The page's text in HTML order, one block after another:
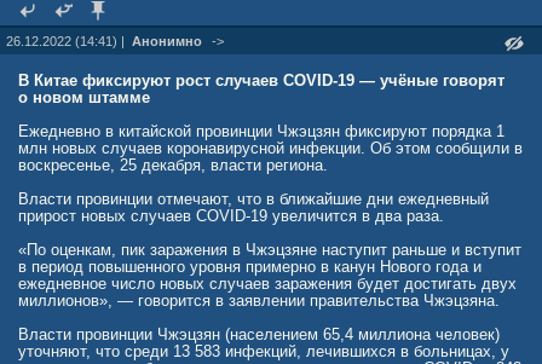
Прививают по Национальному календарю в один год и в шесть
лет. Вторую вакцину можно сделать гораздо раньше. К примеру,
выезжающим за рубеж непривитым детям в США рекомендуют
выдерживаем три месяца между дозами вакцины, чтобы тот
иммунный фактор, который не позволил выработать иммунитет на
педиатр
Куда делают прививку от кори
Вакцину вводят подкожно под лопатку или в область плеча.
Как переносится прививка от кори
В большинстве случаев процесс протекает бессимптомно, редко у
детей может повышаться температура, появляется легкое
недомогание или кашель. Эти симптомы проходят вместе с
температурой и не требуют лечения.
26.12.2022 (14:41) | Анонимно ->
В Китае фиксируют рост случаев COVID-19 — учёные говорят
о новом штамме
Ежедневно в китайской провинции Чжэцзян фиксируют порядка 1
млн новых случаев коронавирусной инфекции. Об этом сообщили в
воскресенье, 25 декабря, власти региона.
Власти провинции отмечают, что в ближайшие дни ежедневный
прирост новых случаев COVID-19 увеличится в два раза.
«По оценкам, пик заражения в Чжэцзяне наступит раньше и вступит
в период повышенного уровня примерно в канун Нового года и
ежедневное число новых случаев заражения будет достигать двух
миллионов», — говорится в заявлении правительства Чжэцзяна.
Власти провинции Чжэцзян (населением 65,4 миллиона человек)
уточняют, что среди 13 583 инфекций, лечившихся в больницах, у